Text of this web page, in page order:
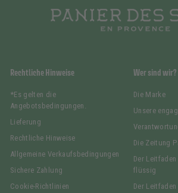
Rechtliche Hinweise
*Es gelten die
Angebotsbedingungen.
Lieferung
Rechtliche Hinweise
Allgemeine Verkaufsbedingungen
Sichere Zahlung
Cookie-Richtlinien
Wer sind wir?
Die Marke
Unsere
Die Zeitung
Der
flüssig
Der